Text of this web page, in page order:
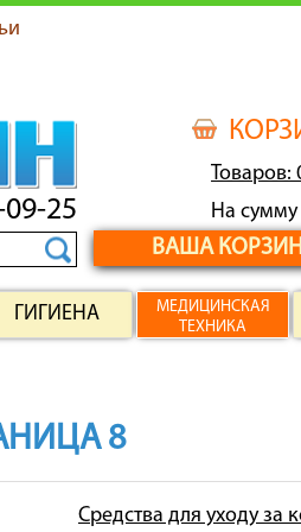
Товаров:
На сумму
ВАША
25
ГИГИЕНА
МЕДИЦИНСКАЯ
ТЕХНИКА
8
Средства для уходу за